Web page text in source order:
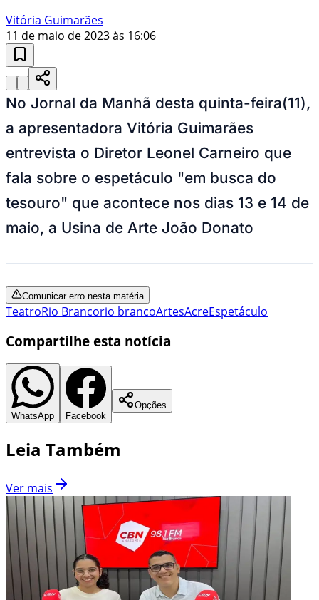
Vitória Guimarães
11 de maio de 2023 às 16:06
No Jornal da Manhã desta quinta-feira(11),
a apresentadora Vitória Guimarães
entrevista o Diretor Leonel Carneiro que
fala sobre o espetáculo "em busca do
tesouro" que acontece nos dias 13 e 14 de
maio, a Usina de Arte João Donato
Comunicar erro nesta matéria
TeatroRio Brancorio brancoArtesAcreEspetáculo
Compartilhe esta notícia
WhatsApp Facebook
Opções
Leia Também
Ver mais